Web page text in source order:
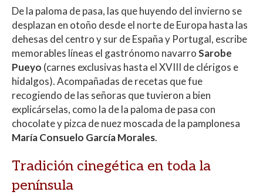
De la paloma de pasa, las que huyendo del invierno se
desplazan en otoño desde el norte de Europa hasta las
dehesas del centro y sur de España y Portugal, escribe
memorables líneas el gastrónomo navarroSarobe
Pueyo (carnes exclusivas hasta el XVIII de clérigos e
hidalgos). Acompañadas de recetas que fue
recogiendo de las señoras que tuvieron a bien
explicárselas, como la de la paloma de pasa con
chocolate y pizca de nuez moscada de la pamplonesa
María Consuelo García Morales.
Tradición cinegética en toda la
península